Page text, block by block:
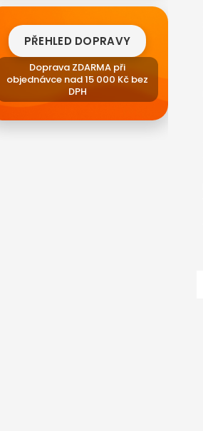
PŘEHLED DOPRAVY
Doprava ZDARMA při
objednávce nad 15 000 Kč bez
DPH